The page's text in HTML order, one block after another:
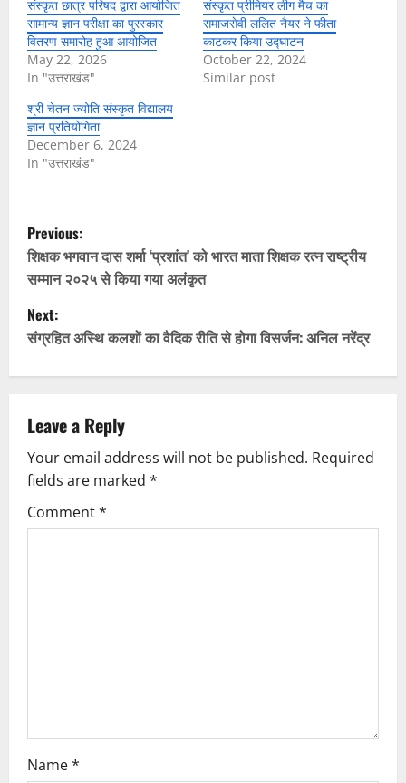
संस्कृत छात्र परिषद द्वारा आयोजित
सामान्य ज्ञान परीक्षा का पुरस्कार
वितरण समारोह हुआ आयोजित
May 22, 2026
In "उत्तराखंड"
संस्कृत प्रीमियर लीग मैच का
समाजसेवी ललित नैयर ने फीता
काटकर किया उद्घाटन
October 22, 2024
Similar post
श्री चेतन ज्योति संस्कृत विद्यालय
ज्ञान प्रतियोगिता
December 6, 2024
In "उत्तराखंड"
P
o
s
t
n
a
v
i
g
Previous:
शिक्षक भगवान दास शर्मा ‘प्रशांत’ को भारत माता शिक्षक रत्न राष्ट्रीय
सम्मान २०२५ से किया गया अलंकृत
Next:
संग्रहित अस्थि कलशों का वैदिक रीति से होगा विसर्जन: अनिल नरेंद्र
Leave a Reply
Your email address will not be published. Required
fields are marked *
Comment*
Name*